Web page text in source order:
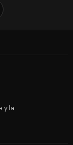
y la